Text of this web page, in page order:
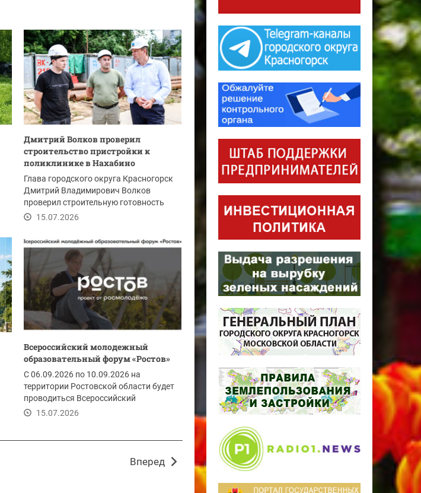
Дмитрий Волков проверил
строительство пристройки к
поликлинике в Нахабино
Глава городского округа Красногорск
Дмитрий Владимирович Волков
проверил строительную готовность
пристройки к...
15.07.2026
Всероссийский молодежный
образовательный форум «Ростов»
С 06.09.2026 по 10.09.2026 на
территории Ростовской области будет
проводиться Всероссийский
молодежный...
15.07.2026
Вперед